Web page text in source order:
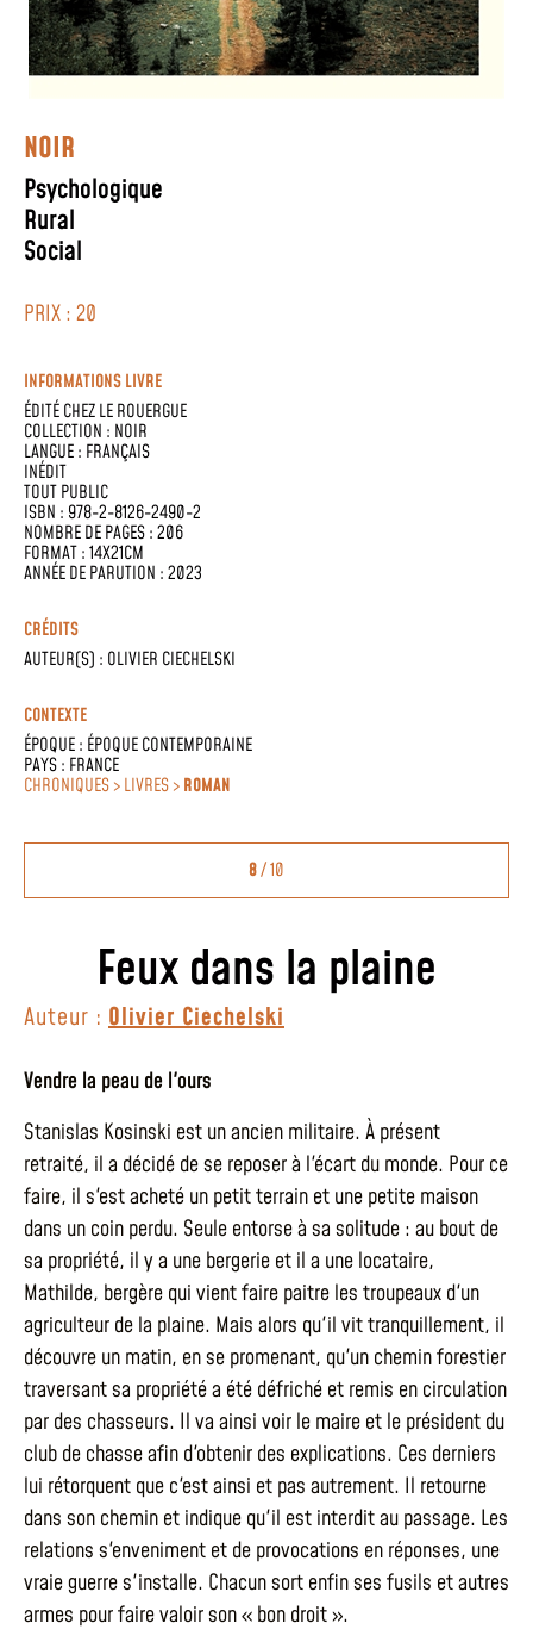
NOIR
Psychologique
Rural
Social
PRIX : 20
INFORMATIONS LIVRE
ÉDITÉ CHEZLE ROUERGUE
COLLECTION : NOIR
LANGUE : FRANÇAIS
INÉDIT
TOUT PUBLIC
ISBN : 978-2-8126-2490-2
NOMBRE DE PAGES : 206
FORMAT : 14X21CM
ANNÉE DE PARUTION : 2023
CRÉDITS
AUTEUR(S) : OLIVIER CIECHELSKI
CONTEXTE
ÉPOQUE : ÉPOQUE CONTEMPORAINE
PAYS : FRANCE
CHRONIQUES > LIVRES >ROMAN
8/ 10
Feux dans la plaine
Auteur : Olivier Ciechelski
Vendre la peau de l'ours
Stanislas Kosinski est un ancien militaire. À présent
retraité, il a décidé de se reposer à l'écart du monde. Pour ce
faire, il s'est acheté un petit terrain et une petite maison
dans un coin perdu. Seule entorse à sa solitude : au bout de
sa propriété, il y a une bergerie et il a une locataire,
Mathilde, bergère qui vient faire paitre les troupeaux d'un
agriculteur de la plaine. Mais alors qu'il vit tranquillement, il
découvre un matin, en se promenant, qu'un chemin forestier
traversant sa propriété a été défriché et remis en circulation
par des chasseurs. Il va ainsi voir le maire et le président du
club de chasse afin d'obtenir des explications. Ces derniers
lui rétorquent que c'est ainsi et pas autrement. Il retourne
dans son chemin et indique qu'il est interdit au passage. Les
relations s'enveniment et de provocations en réponses, une
vraie guerre s'installe. Chacun sort enfin ses fusils et autres
armes pour faire valoir son « bon droit ».